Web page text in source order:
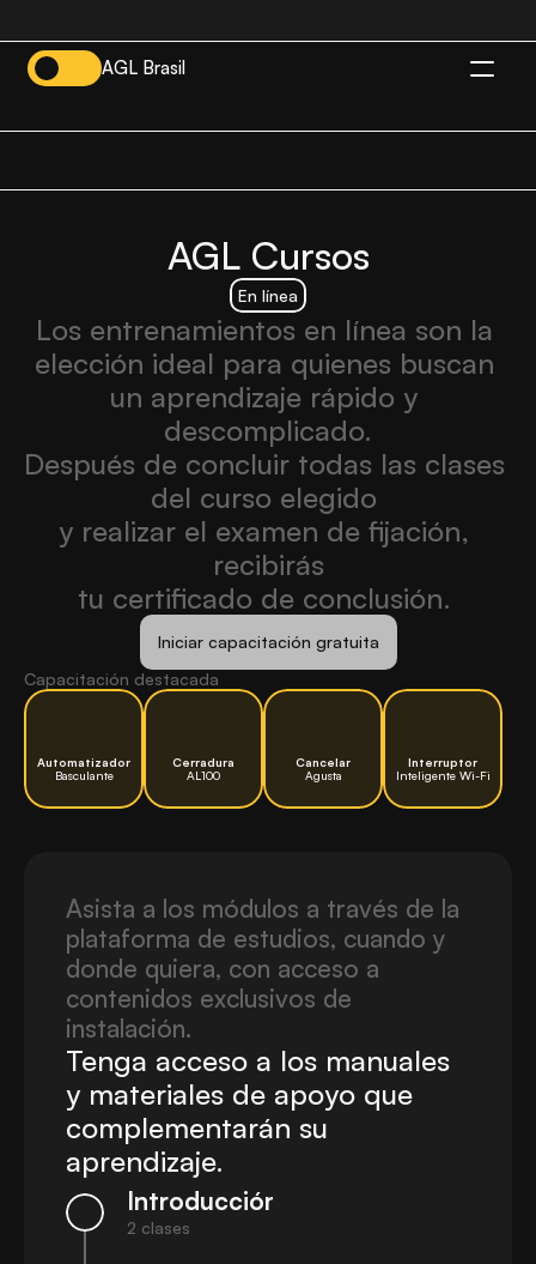
AGL Brasil
AGL Cursos
En línea
Los entrenamientos en línea son la
elección ideal para quienes buscan
un aprendizaje rápido y
descomplicado.
Después de concluir todas las clases
del curso elegido
y realizar el examen de fijación,
recibirás
tu certificado de conclusión.
Iniciar capacitación gratuita
Capacitación destacada
Automatizador
Basculante
Cerradura
AL100
Cancelar
Agusta
Interruptor
Inteligente Wi-Fi
Asista a los módulos a través de la
plataforma de estudios, cuando y
donde quiera, con acceso a
contenidos exclusivos de
instalación.
Tenga acceso a los manuales
y materiales de apoyo que
complementarán su
aprendizaje.
Introducción
2 clases